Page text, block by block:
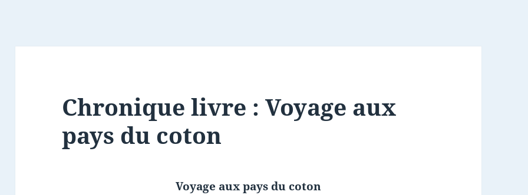
Chronique livre : Voyage aux
pays du coton
Voyage aux pays du coton